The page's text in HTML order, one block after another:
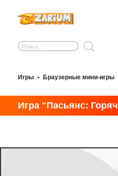
Игры • Браузерные мини-игры
Игра "Пасьянс: